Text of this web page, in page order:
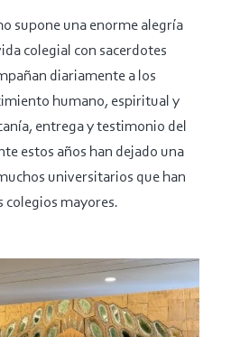
supone una enorme alegría
colegial con sacerdotes
diariamente a los
humano, espiritual y
entrega y testimonio del
estos años han dejado una
universitarios que han
colegios mayores.